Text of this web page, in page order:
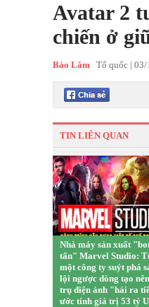
Avatar 2
chiến ở
Bảo Lâm Tổ quốc | 03/
TIN LIÊN QUAN
Nhà máy sản xuất
tấn" Marvel Studio:
một công ty suýt phá
lội ngược dòng tạo
trụ điện ảnh "hái ra
ước tính giá trị 53 tỷ